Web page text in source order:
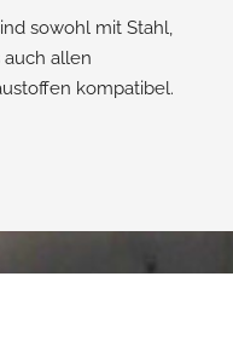
sowohl mit Stahl,
auch allen
kompatibel.